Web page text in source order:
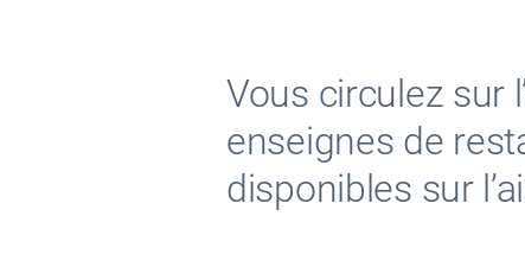
Vous circulez sur
enseignes de
disponibles sur